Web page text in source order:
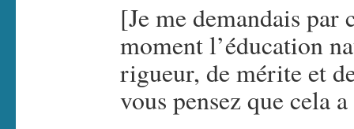
[Je me demandais
moment l’éducation
rigueur, de mérite et
vous pensez que cela